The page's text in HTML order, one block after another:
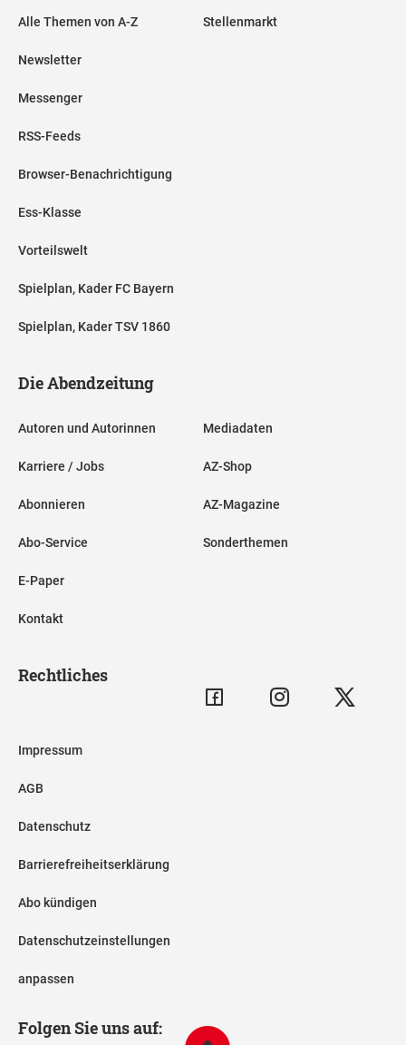
Alle Themen von A-Z
Newsletter
Messenger
RSS-Feeds
Browser-Benachrichtigung
Ess-Klasse
Vorteilswelt
Spielplan, Kader FC Bayern
Spielplan, Kader TSV 1860
Stellenmarkt
Die Abendzeitung
Autoren und Autorinnen
Karriere / Jobs
Abonnieren
Abo-Service
E-Paper
Kontakt
Mediadaten
AZ-Shop
AZ-Magazine
Sonderthemen
Rechtliches
Impressum
AGB
Datenschutz
Barrierefreiheitserklärung
Abo kündigen
Datenschutzeinstellungen
anpassen
Folgen Sie uns auf: